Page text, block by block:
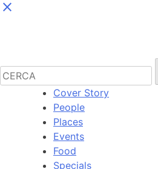
close
Cerca:
Cover Story
People
Places
Events
Food
Specials